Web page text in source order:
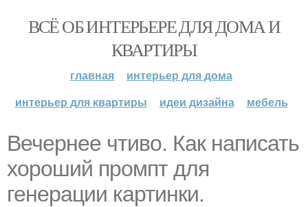
ВСЁ ОБ ИНТЕРЬЕРЕ ДЛЯ ДОМА И
КВАРТИРЫ
главная
интерьер для дома
интерьер для квартиры
идеи дизайна мебель
Вечернее чтиво. Как написать
хороший промпт для
генерации картинки.